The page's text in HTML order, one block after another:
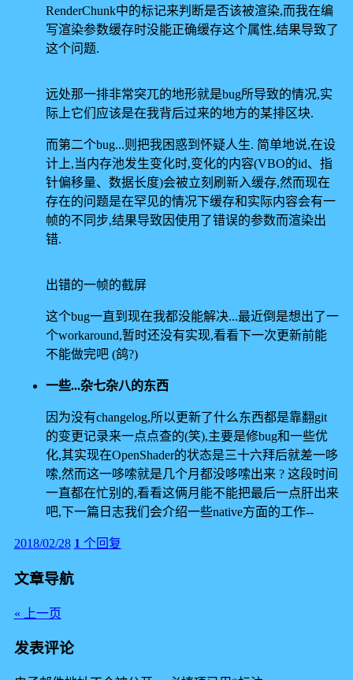
RenderChunk中的标记来判断是否该被渲染,而我在编
写渲染参数缓存时没能正确缓存这个属性,结果导致了
这个问题.
远处那一排非常突兀的地形就是bug所导致的情况,实
际上它们应该是在我背后过来的地方的某排区块.
而第二个bug...则把我困惑到怀疑人生. 简单地说,在设
计上,当内存池发生变化时,变化的内容(VBO的id、指
针偏移量、数据长度)会被立刻刷新入缓存,然而现在
存在的问题是在罕见的情况下缓存和实际内容会有一
帧的不同步,结果导致因使用了错误的参数而渲染出
错.
出错的一帧的截屏
这个bug一直到现在我都没能解决...最近倒是想出了一
个workaround,暂时还没有实现,看看下一次更新前能
不能做完吧 (鸽?)
一些...杂七杂八的东西
因为没有changelog,所以更新了什么东西都是靠翻git
的变更记录来一点点查的(笑),主要是修bug和一些优
化,其实现在OpenShader的状态是三十六拜后就差一哆
嗦,然而这一哆嗦就是几个月都没哆嗦出来 ? 这段时间
一直都在忙别的,看看这俩月能不能把最后一点肝出来
吧,下一篇日志我们会介绍一些native方面的工作--
2018/02/28 1 个回复
文章导航
« 上一页
发表评论